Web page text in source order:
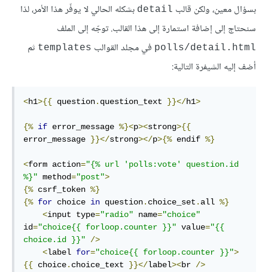
بسؤال معين، ولكن قالب detail بشكله الحالي لا يوفّر هذا اﻷمر، لذا
سنحتاج إلى إضافة استمارة إلى هذا القالب. توجّه إلى الملف
polls/detail.html في مجلد القوالب templates ثم
أضف إليه الشيفرة التالية:
<h1>{{ question. question_text }}</h1>
{% if error_message %}<p><strong>{{
error_message }}</strong></p>{% endif %}
<form action="{% url 'polls:vote' question.id
%}" method="post">
{% csrf_token %}
{% for choice in question. choice_set . all %}
<input type="radio" name="choice"
id="choice{{ forloop.counter }}" value="{{
choice.id }}"
/>
<label for="choice{{ forloop.counter }}">
{{ choice. choice_text }}</label><br />